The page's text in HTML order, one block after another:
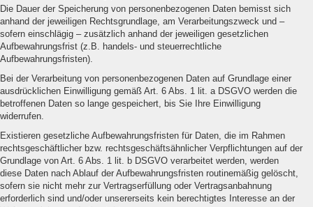
Die Dauer der Speicherung von personenbezogenen Daten bemisst sich
anhand der jeweiligen Rechtsgrundlage, am Verarbeitungszweck und –
sofern einschlägig – zusätzlich anhand der jeweiligen gesetzlichen
Aufbewahrungsfrist (z.B. handels- und steuerrechtliche
Aufbewahrungsfristen).
Bei der Verarbeitung von personenbezogenen Daten auf Grundlage einer
ausdrücklichen Einwilligung gemäß Art. 6 Abs. 1 lit. a DSGVO werden die
betroffenen Daten so lange gespeichert, bis Sie Ihre Einwilligung
widerrufen.
Existieren gesetzliche Aufbewahrungsfristen für Daten, die im Rahmen
rechtsgeschäftlicher bzw. rechtsgeschäftsähnlicher Verpflichtungen auf der
Grundlage von Art. 6 Abs. 1 lit. b DSGVO verarbeitet werden, werden
diese Daten nach Ablauf der Aufbewahrungsfristen routinemäßig gelöscht,
sofern sie nicht mehr zur Vertragserfüllung oder Vertragsanbahnung
erforderlich sind und/oder unsererseits kein berechtigtes Interesse an der